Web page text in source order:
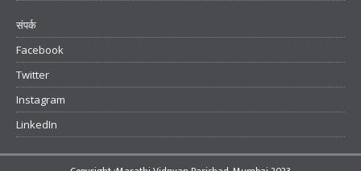
संपर्क
Facebook
Twitter
Instagram
LinkedIn